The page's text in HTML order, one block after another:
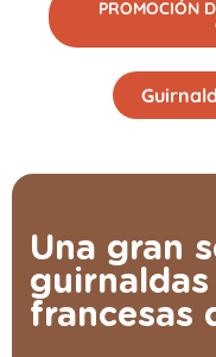
PROMOCIÓN
Una gran
francesas